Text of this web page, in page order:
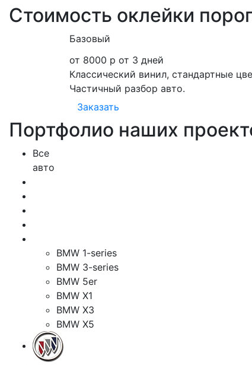
Стоимость оклейки
Базовый
от 8000 р от 3 дней
Классический винил, стандартные
Частичный разбор авто.
Заказать
Портфолио наших
Все
авто
BMW 1-series
BMW 3-series
BMW 5er
BMW X1
BMW X3
BMW X5